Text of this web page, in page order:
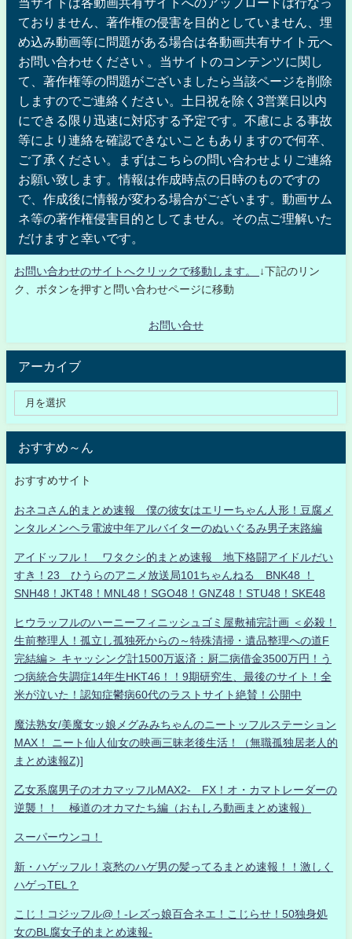
当サイトは各動画共有サイトへのアップロードは行なっ
ておりません、著作権の侵害を目的としていません、埋
め込み動画等に問題がある場合は各動画共有サイト元へ
お問い合わせください 。当サイトのコンテンツに関し
て、著作権等の問題がございましたら当該ページを削除
しますのでご連絡ください。土日祝を除く3営業日以内
にできる限り迅速に対応する予定です。不慮による事故
等により連絡を確認できないこともありますので何卒、
ご了承ください。まずはこちらの問い合わせよりご連絡
お願い致します。情報は作成時点の日時のものですの
で、作成後に情報が変わる場合がございます。動画サム
ネ等の著作権侵害目的としてません。その点ご理解いた
だけますと幸いです。
お問い合わせのサイトへクリックで移動します。
↓下記のリン
ク、ボタンを押すと問い合わせページに移動
お問い合せ
アーカイブ
おすすめ～ん
おすすめサイト
おネコさん的まとめ速報 僕の彼女はエリーちゃん人形！豆腐メ
ンタルメンヘラ電波中年アルバイターのぬいぐるみ男子末路編
アイドッフル！ ワタクシ的まとめ速報 地下格闘アイドルだい
すき！23 ひうらのアニメ放送局101ちゃんねる BNK48 ！
SNH48！JKT48！MNL48！SGO48！GNZ48！STU48！SKE48
ヒウラッフルのハーニーフィニッシュゴミ屋敷補完計画 ＜必殺！
生前整理人！孤立し孤独死からの～特殊清掃・遺品整理への道F
完結編＞ キャッシング計1500万返済：厨二病借金3500万円！う
つ病統合失調症14年生HKT46！！9期研究生、最後のサイト！全
米が泣いた！認知症鬱病60代のラストサイト絶賛！公開中
魔法熟女/美魔女ッ娘メグみみちゃんのニートッフルステーション
MAX！ ニート仙人仙女の映画三昧老後生活！（無職孤独居老人的
まとめ速報Z)]
乙女系腐男子のオカマッフルMAX2- FX！オ・カマトレーダーの
逆襲！！ 極道のオカマたち編（おもしろ動画まとめ速報）
スーパーウンコ！
新・ハゲッフル！哀愁のハゲ男の髪ってるまとめ速報！！激しく
ハゲっTEL？
こじ！コジッフル@！-レズっ娘百合ネエ！こじらせ！50独身処
女のBL腐女子的まとめ速報-